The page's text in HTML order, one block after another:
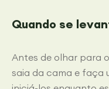
Quando se
Antes de olhar para
saia da cama e faça